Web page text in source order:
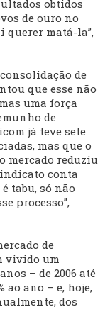
obtidos
de ouro no
querer matá-la”,
de
que esse não
uma força
de
já teve sete
mas que o
mercado reduziu
conta
tabu, só não
processo”,
de
vivido um
– de 2006 até
ao ano – e, hoje,
dos